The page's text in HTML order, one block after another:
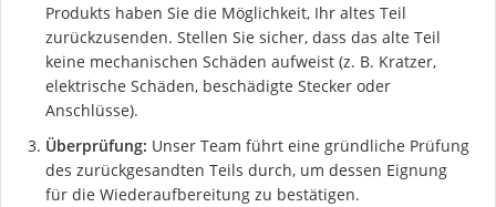
Produkts haben Sie die Möglichkeit, Ihr altes Teil
zurückzusenden. Stellen Sie sicher, dass das alte Teil
keine mechanischen Schäden aufweist (z. B. Kratzer,
elektrische Schäden, beschädigte Stecker oder
Anschlüsse).
Überprüfung: Unser Team führt eine gründliche Prüfung
des zurückgesandten Teils durch, um dessen Eignung
für die Wiederaufbereitung zu bestätigen.